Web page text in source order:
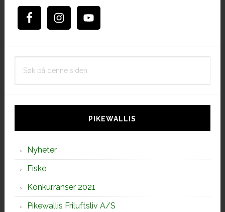
PIKEWALLIS
Nyheter
Fiske
Konkurranser 2021
Pikewallis Friluftsliv A/S